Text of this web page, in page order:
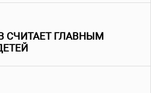
СЧИТАЕТ ГЛАВНЫМ